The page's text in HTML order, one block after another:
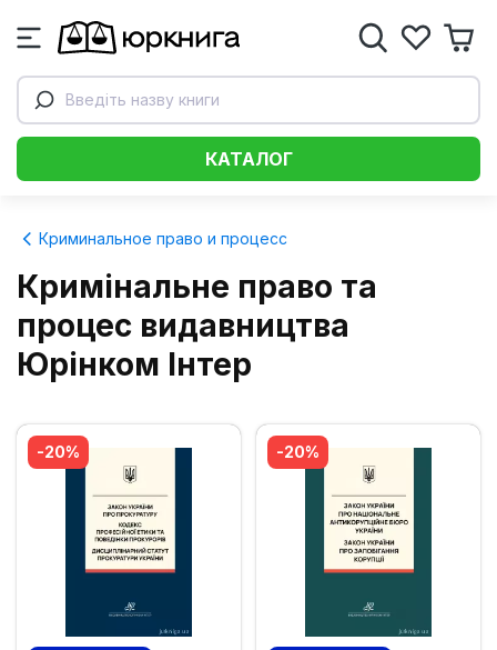
Введіть назву книги
КАТАЛОГ
Криминальное право и процесс
Кримінальне право та
процес видавництва
Юрінком Iнтер
-20% -20%